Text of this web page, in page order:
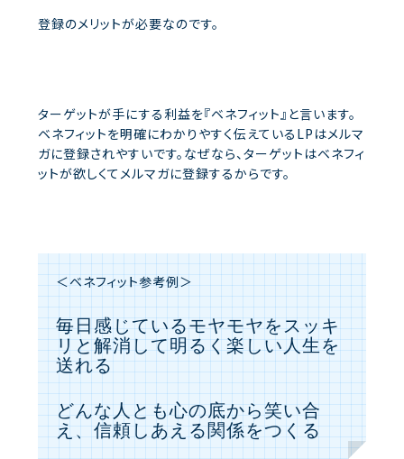
登録のメリットが必要なのです。
ターゲットが手にする利益を『ベネフィット』と言います。
ベネフィットを明確にわかりやすく伝えているLPはメルマ
ガに登録されやすいです。 なぜなら、ターゲットはベネフィ
ットが欲しくてメルマガに登録するからです。
＜ベネフィット参考例＞
毎日感じているモヤモヤをスッキ
リと解消して明るく楽しい人生を
送れる
どんな人とも心の底から笑い合
え、信頼しあえる関係をつくる